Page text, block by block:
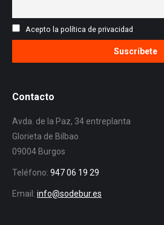
Acepto la política de privacidad
Contacto
Avda. de la Paz, 34 entreplanta
Glorieta de Bilbao
09004 Burgos
Teléfono: 947 06 19 29
Email: info@sodebur.es